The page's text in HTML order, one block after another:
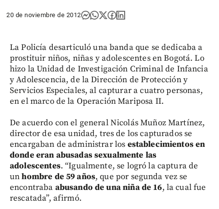
20 de noviembre de 2012
La Policía desarticuló una banda que se dedicaba a
prostituir niños, niñas y adolescentes en Bogotá. Lo
hizo la Unidad de Investigación Criminal de Infancia
y Adolescencia, de la Dirección de Protección y
Servicios Especiales, al capturar a cuatro personas,
en el marco de la Operación Mariposa II.
De acuerdo con el general Nicolás Muñoz Martínez,
director de esa unidad, tres de los capturados se
encargaban de administrar los establecimientos en
donde eran abusadas sexualmente las
adolescentes. “Igualmente, se logró la captura de
unhombre de 59 años, que por segunda vez se
encontraba abusando de una niña de 16, la cual fue
rescatada”, afirmó.